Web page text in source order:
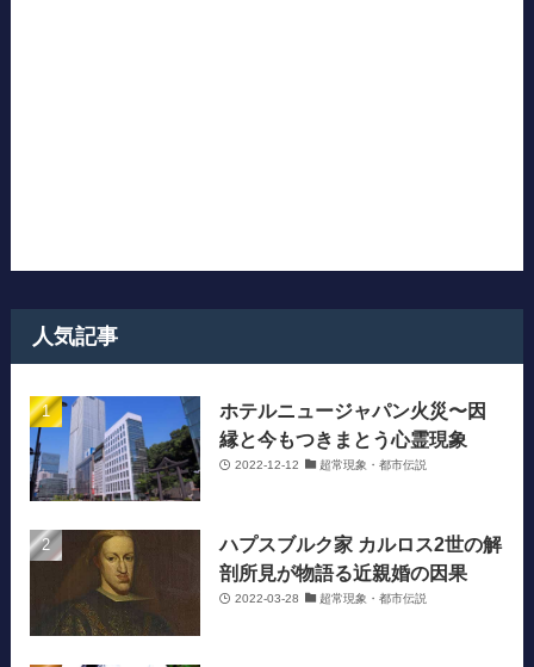
人気記事
ホテルニュージャパン火災〜因
縁と今もつきまとう心霊現象
2022-12-12 超常現象・都市伝説
ハプスブルク家 カルロス2世の解
剖所見が物語る近親婚の因果
2022-03-28 超常現象・都市伝説